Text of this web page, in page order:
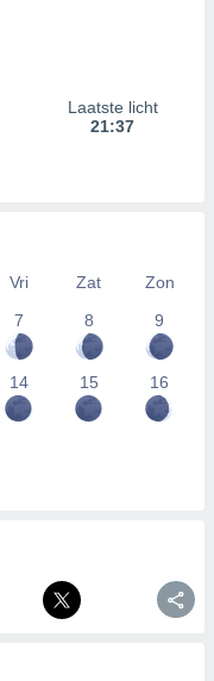
Laatste licht
21:37
Vri Zat
Zon
7
8 9
14 15 16